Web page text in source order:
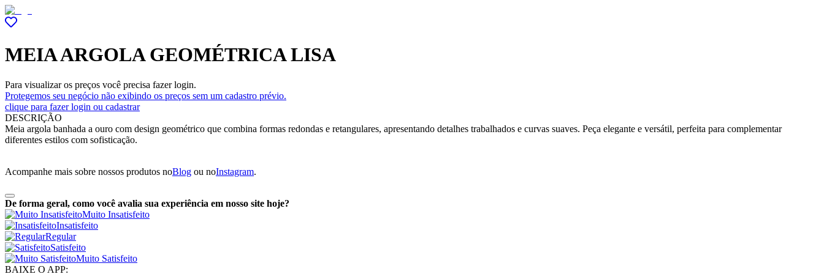
MEIA ARGOLA GEOMÉTRICA LISA
Para visualizar os preços você precisa fazer login.
Protegemos seu negócio não exibindo os preços sem um cadastro prévio.
clique para fazer login ou cadastrar
DESCRIÇÃO
Meia argola banhada a ouro com design geométrico que combina formas redondas e retangulares, apresentando detalhes trabalhados e curvas suaves. Peça elegante e versátil, perfeita para complementar
diferentes estilos com sofisticação.
Acompanhe mais sobre nossos produtos noBlog ou noInstagram.
De forma geral, como você avalia sua experiência em nosso site hoje?
Muito Insatisfeito
Insatisfeito
Regular
Satisfeito
Muito Satisfeito
BAIXE O APP: